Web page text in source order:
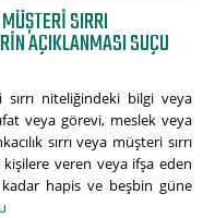
SIRRI
AÇIKLANMASI SUÇU
sırrı niteliğindeki bilgi veya
veya görevi, meslek veya
sırrı veya müşteri sırrı
veren veya ifşa eden
hapis ve beşbin güne